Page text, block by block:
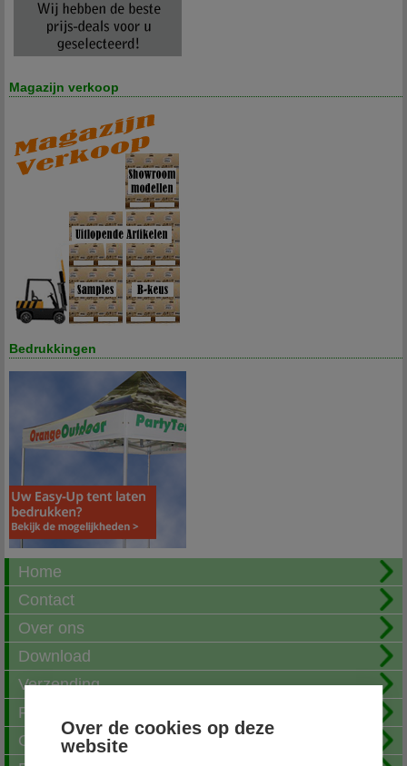
Over de cookies op deze
website
Magazijn verkoop
Bedrukkingen
Home
Contact
Over ons
Download
Verzending
Fotoalbum
Openingstijden